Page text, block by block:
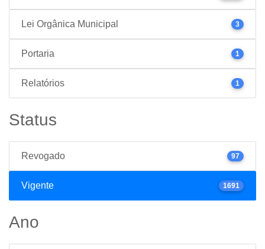
Lei Orgânica Municipal 3
Portaria 1
Relatórios 1
Status
Revogado 97
Vigente 1691
Ano